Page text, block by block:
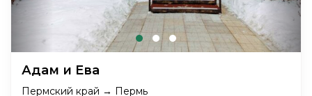
Адам и Ева
Пермский край → Пермь